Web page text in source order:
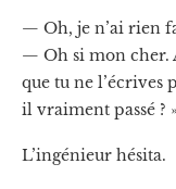
— Oh, je n’ai rien
— Oh si mon cher.
que tu ne l’écrives
il vraiment passé ? »
L’ingénieur hésita.